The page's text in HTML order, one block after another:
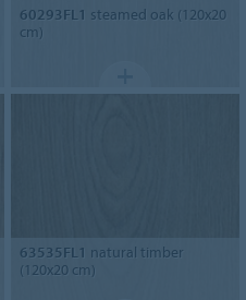
60293FL1 steamed oak (120x20
cm)
63535FL1 natural timber
(120x20 cm)